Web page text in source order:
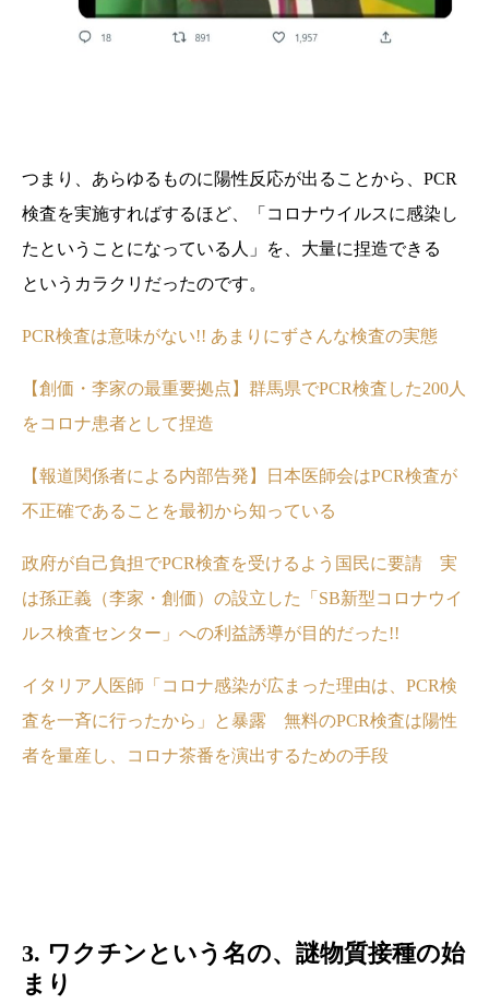
つまり、あらゆるものに陽性反応が出ることから、PCR
検査を実施すればするほど、「コロナウイルスに感染し
たということになっている人」を、大量に捏造できる
というカラクリだったのです。
PCR検査は意味がない!! あまりにずさんな検査の実態
【創価・李家の最重要拠点】群馬県でPCR検査した200人
をコロナ患者として捏造
【報道関係者による内部告発】日本医師会はPCR検査が
不正確であることを最初から知っている
政府が自己負担でPCR検査を受けるよう国民に要請 実
は孫正義（李家・創価）の設立した「SB新型コロナウイ
ルス検査センター」への利益誘導が目的だった!!
イタリア人医師「コロナ感染が広まった理由は、PCR検
査を一斉に行ったから」と暴露 無料のPCR検査は陽性
者を量産し、コロナ茶番を演出するための手段
3. ワクチンという名の、謎物質接種の始
まり